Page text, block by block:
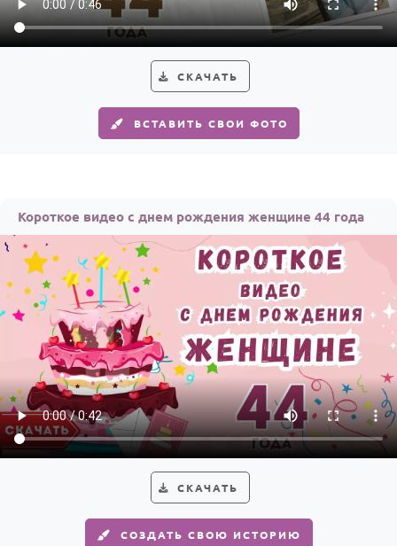
СКАЧАТЬ
ВСТАВИТЬ СВОИ ФОТО
Короткое видео с днем рождения женщине 44 года
СКАЧАТЬ
СОЗДАТЬ СВОЮ ИСТОРИЮ